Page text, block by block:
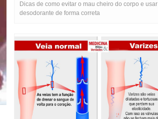
Dicas de como evitar o mau cheiro do corpo e usar
desodorante de forma correta